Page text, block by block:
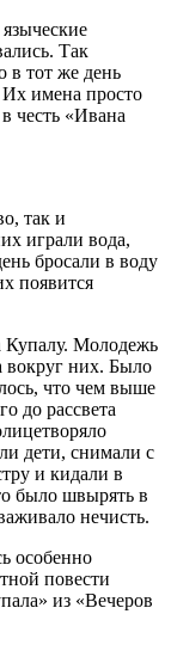
Так
в тот же день
Их имена просто
честь «Ивана
так и
играли вода,
бросали в воду
появится
Купалу. Молодежь
вокруг них. Было
что чем выше
до рассвета
дети, снимали с
и кидали в
было швырять в
нечисть.
особенно
повести
из «Вечеров